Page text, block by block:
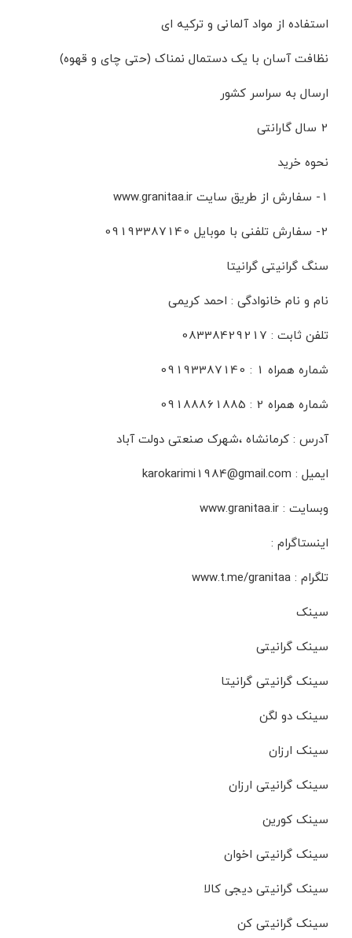
استفاده از مواد آلمانی و ترکیه ای
نظافت آسان با یک دستمال نمناک (حتی چای و قهوه)
ارسال به سراسر کشور
نحوه خرید
سنگ گرانیتی گرانیتا
نام و نام خانوادگی : احمد کریمی
تلفن ثابت : 08338429217
شماره همراه 1 : 09193387140
شماره همراه 2 : 09188861885
آدرس : کرمانشاه ،شهرک صنعتی دولت آباد
ایمیل : karokarimi1984@gmail.com
وبسایت : www.granitaa.ir
اینستاگرام :
تلگرام : www.t.me/granitaa
سینک
سینک گرانیتی
سینک گرانیتی گرانیتا
سینک دو لگن
سینک ارزان
سینک گرانیتی ارزان
سینک کورین
سینک گرانیتی اخوان
سینک گرانیتی دیجی کالا
سینک گرانیتی کن